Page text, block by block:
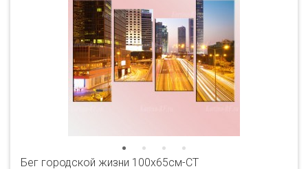
Бег городской жизни 100х65см-CT